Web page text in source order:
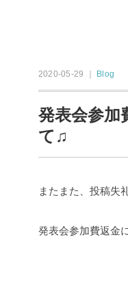
2020-05-29 ｜ Blog
発表会参加
て♫
またまた、投稿失
発表会参加費返金